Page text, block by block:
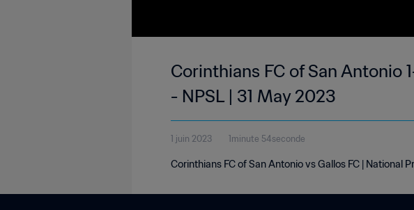
Corinthians FC of San Antonio
- NPSL | 31 May 2023
1 juin 2023 1minute 54seconde
Corinthians FC of San Antonio vs Gallos FC | National